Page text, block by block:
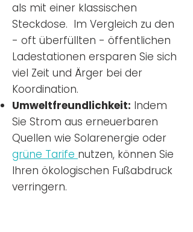
als mit einer klassischen
Steckdose. Im Vergleich zu den
- oft überfüllten - öffentlichen
Ladestationen ersparen Sie sich
viel Zeit und Ärger bei der
Koordination.
Umweltfreundlichkeit: Indem
Sie Strom aus erneuerbaren
Quellen wie Solarenergie oder
grüne Tarife nutzen, können Sie
Ihren ökologischen Fußabdruck
verringern.